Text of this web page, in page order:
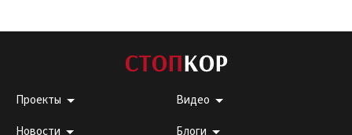
Проекты
Видео
Новости
Блоги